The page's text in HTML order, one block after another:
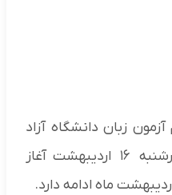
زبان دانشگاه آزاد
اسلامی(EPT) از امروز چهارشنبه ۱۶ اردیبهشت آغاز